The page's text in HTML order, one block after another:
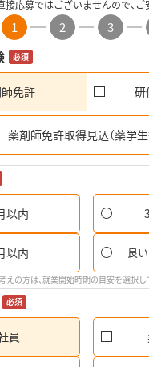
接応募ではございませんので、ご
1 2 3
必須
免許 研
薬剤師免許取得見込（薬学生
以内
以内 良
の方は、就業開始時期の目安を選択し
必須
員